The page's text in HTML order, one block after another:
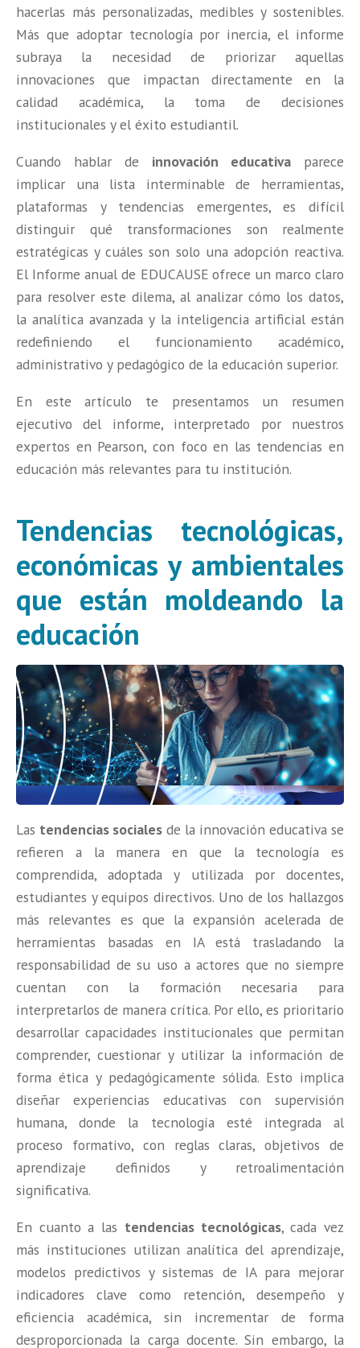
hacerlas más personalizadas, medibles y sostenibles.
Más que adoptar tecnología por inercia, el informe
subraya la necesidad de priorizar aquellas
innovaciones que impactan directamente en la
calidad académica, la toma de decisiones
institucionales y el éxito estudiantil.
Cuando hablar de innovación educativa parece
implicar una lista interminable de herramientas,
plataformas y tendencias emergentes, es difícil
distinguir qué transformaciones son realmente
estratégicas y cuáles son solo una adopción reactiva.
El Informe anual de EDUCAUSE ofrece un marco claro
para resolver este dilema, al analizar cómo los datos,
la analítica avanzada y la inteligencia artificial están
redefiniendo el funcionamiento académico,
administrativo y pedagógico de la educación superior.
En este artículo te presentamos un resumen
ejecutivo del informe, interpretado por nuestros
expertos en Pearson, con foco en las tendencias en
educación más relevantes para tu institución.
Tendencias tecnológicas,
económicas y ambientales
que están moldeando la
educación
Las tendencias sociales de la innovación educativa se
refieren a la manera en que la tecnología es
comprendida, adoptada y utilizada por docentes,
estudiantes y equipos directivos. Uno de los hallazgos
más relevantes es que la expansión acelerada de
herramientas basadas en IA está trasladando la
responsabilidad de su uso a actores que no siempre
cuentan con la formación necesaria para
interpretarlos de manera crítica. Por ello, es prioritario
desarrollar capacidades institucionales que permitan
comprender, cuestionar y utilizar la información de
forma ética y pedagógicamente sólida. Esto implica
diseñar experiencias educativas con supervisión
humana, donde la tecnología esté integrada al
proceso formativo, con reglas claras, objetivos de
aprendizaje definidos y retroalimentación
significativa.
En cuanto a las tendencias tecnológicas, cada vez
más instituciones utilizan analítica del aprendizaje,
modelos predictivos y sistemas de IA para mejorar
indicadores clave como retención, desempeño y
eficiencia académica, sin incrementar de forma
desproporcionada la carga docente. Sin embargo, la